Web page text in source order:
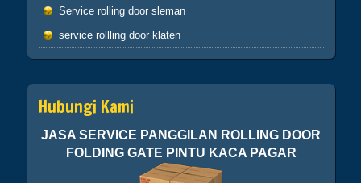
iman dan lain-lain. Insyaallah semua jadi
ibadah
Service rolling door sleman
service rollling door klaten
Hubungi Kami
JASA SERVICE PANGGILAN ROLLING DOOR
FOLDING GATE PINTU KACA PAGAR